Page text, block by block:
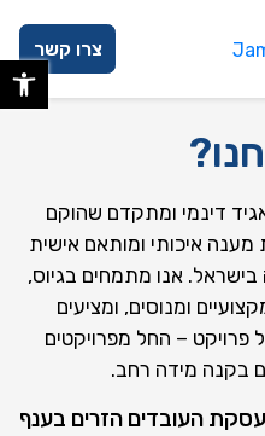
צרו קשר
קשר
דינמי ומתקדם שהוקם
לתת מענה איכותי ומותאם אישית
בישראל. אנו מתמחים בגיוס,
ומנוסים, ומציעים
פרויקט – החל מפרויקטים
בקנה מידה רחב.
העובדים הזרים בענף